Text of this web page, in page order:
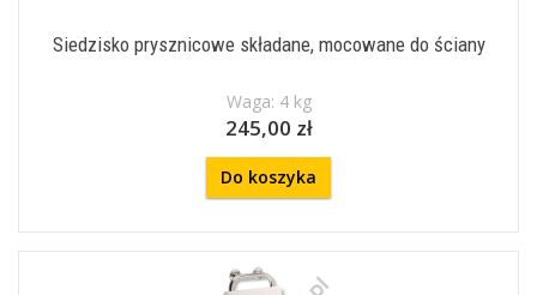
Siedzisko prysznicowe składane, mocowane do ściany
Waga: 4 kg
245,00 zł
Do koszyka